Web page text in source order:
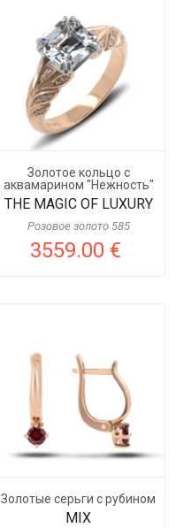
Золотое кольцо с
аквамарином "Нежность"
THE MAGIC OF LUXURY
Розовое золото 585
3559.00 €
Золотые серьги с рубином
MIX